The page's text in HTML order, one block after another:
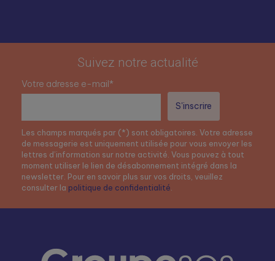
Suivez notre actualité
Votre adresse e-mail*
Les champs marqués par (*) sont obligatoires. Votre adresse
de messagerie est uniquement utilisée pour vous envoyer les
lettres d’information sur notre activité. Vous pouvez à tout
moment utiliser le lien de désabonnement intégré dans la
newsletter. Pour en savoir plus sur vos droits, veuillez
consulter la politique de confidentialité